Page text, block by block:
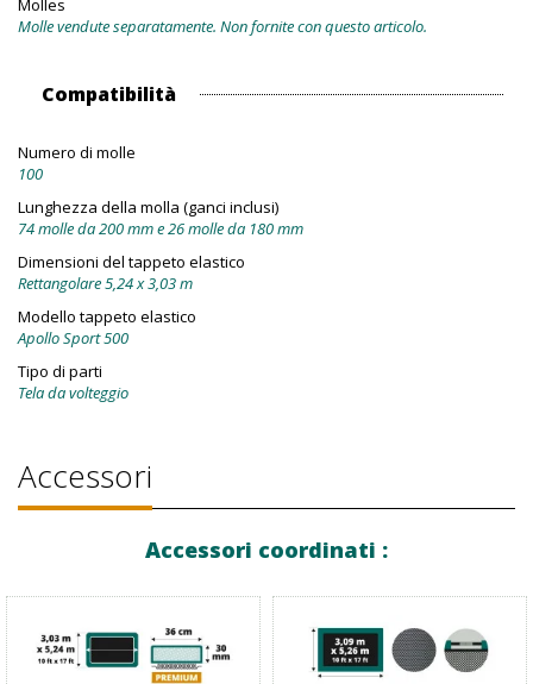
Molles
Molle vendute separatamente. Non fornite con questo articolo.
Compatibilità
Numero di molle
100
Lunghezza della molla (ganci inclusi)
74 molle da 200 mm e 26 molle da 180 mm
Dimensioni del tappeto elastico
Rettangolare 5,24 x 3,03 m
Modello tappeto elastico
Apollo Sport 500
Tipo di parti
Tela da volteggio
Accessori
Accessori coordinati :